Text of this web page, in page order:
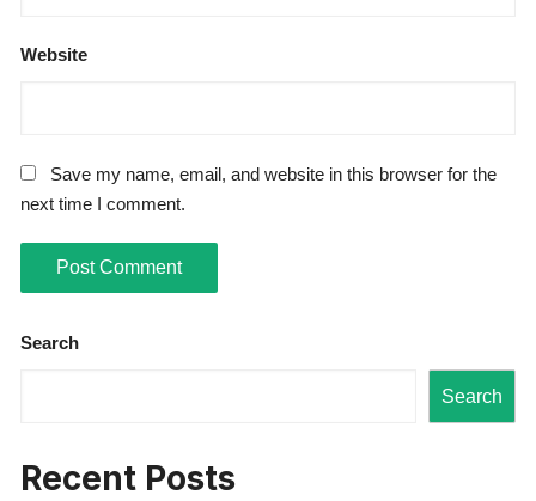
Website
Save my name, email, and website in this browser for the
next time I comment.
Search
Search
Recent Posts